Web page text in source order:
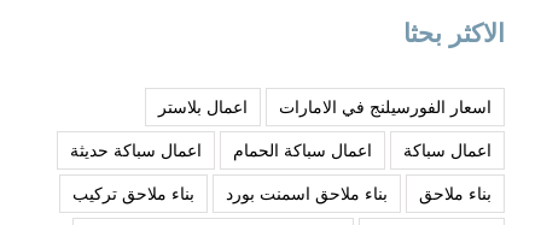
الاكثر بحثا
اسعار الفورسيلنج في الامارات
اعمال بلاستر
اعمال سباكة
اعمال سباكة الحمام
اعمال سباكة حديثة
بناء ملاحق
بناء ملاحق اسمنت بورد
بناء ملاحق تركيب